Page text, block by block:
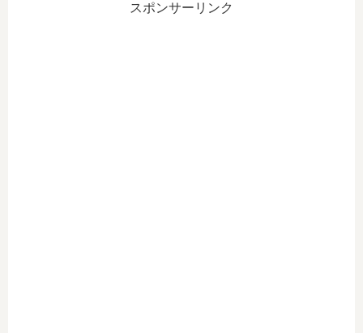
スポンサーリンク